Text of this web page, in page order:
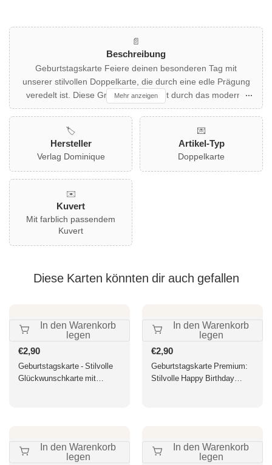
📄
Beschreibung
Geburtstagskarte Feiere deinen besonderen Tag mit
unserer stilvollen Doppelkarte, die durch eine edle Prägung
veredelt ist. Diese Grußkarte besticht durch das moderne
Design mit den großen, geprägten Buchstaben "Happy
Birthday" und dem handschriftlichen Schriftzug "Always for
you!". Perfekt für alle, die Wert auf ein elegantes und
zeitgemäßes Geburtstagsgeschenk legen. Ideal für
Freunde, Familie oder Kollegen, die du mit einer
besonderen Botschaft überraschen möchtest. Ein farblich
passender Umschlag ist im Lieferumfang enthalten.
Mehr anzeigen
🏷️
Hersteller
Verlag Dominique
💌
Artikel-Typ
Doppelkarte
✉️
Kuvert
Mit farblich passendem
Kuvert
Diese Karten könnten dir auch gefallen
In den Warenkorb
legen
Normaler
Preis
€2,90
Geburtstagskarte - Stilvolle
Glückwunschkarte mit
In den Warenkorb
legen
Normaler
Preis
€2,90
Geburtstagskarte Premium:
Stilvolle Happy Birthday
In den Warenkorb
legen
In den Warenkorb
legen